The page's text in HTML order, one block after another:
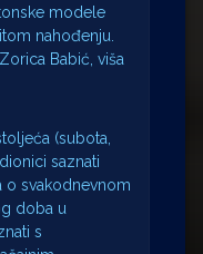
modele
nahođenju.
Babić, viša
(subota,
saznati
o svakodnevnom
doba u
s